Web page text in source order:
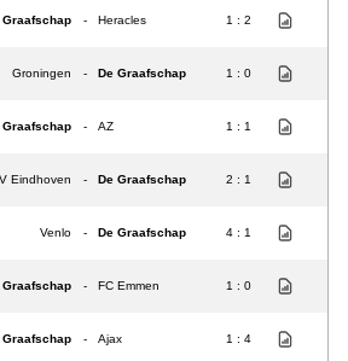
Graafschap - Heracles 1 : 2
Groningen - De Graafschap 1 : 0
Graafschap - AZ 1 : 1
Eindhoven - De Graafschap 2 : 1
Venlo - De Graafschap 4 : 1
Graafschap - FC Emmen 1 : 0
Graafschap - Ajax 1 : 4